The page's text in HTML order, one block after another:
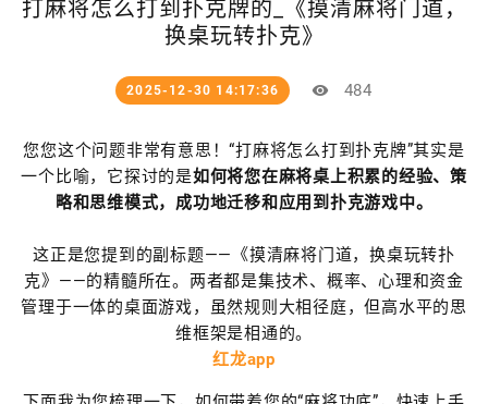
打麻将怎么打到扑克牌的_《摸清麻将门道，
换桌玩转扑克》
2025-12-30 14:17:36 484
您您这个问题非常有意思！“打麻将怎么打到扑克牌”其实是
一个比喻，它探讨的是如何将您在麻将桌上积累的经验、策
略和思维模式，成功地迁移和应用到扑克游戏中。
这正是您提到的副标题——《摸清麻将门道，换桌玩转扑
克》——的精髓所在。两者都是集技术、概率、心理和资金
管理于一体的桌面游戏，虽然规则大相径庭，但高水平的思
维框架是相通的。
红龙app